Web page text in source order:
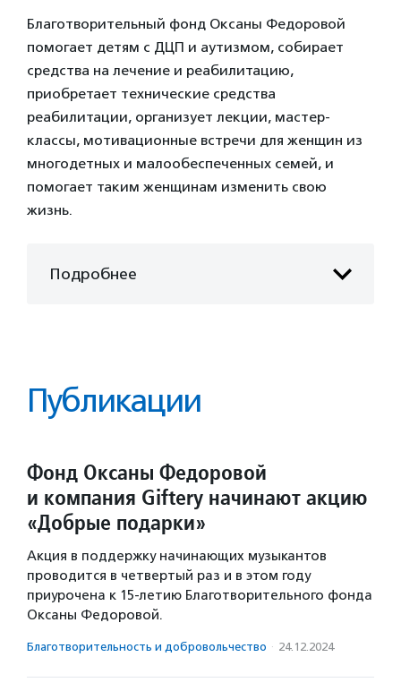
Благотворительный фонд Оксаны Федоровой
помогает детям с ДЦП и аутизмом, собирает
средства на лечение и реабилитацию,
приобретает технические средства
реабилитации, организует лекции, мастер-
классы, мотивационные встречи для женщин из
многодетных и малообеспеченных семей, и
помогает таким женщинам изменить свою
жизнь.
Подробнее
Публикации
Фонд Оксаны Федоровой
и компания Giftery начинают акцию
«Добрые подарки»
Акция в поддержку начинающих музыкантов
проводится в четвертый раз и в этом году
приурочена к 15-летию Благотворительного фонда
Оксаны Федоровой.
Благотвори­тель­ность и доброволь­чест­во · 24.12.2024